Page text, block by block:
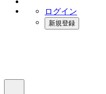
ログイン
新規登録